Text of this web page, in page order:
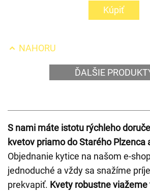
Kúpiť
NAHORU
ĎALŠIE
S nami máte istotu rýchleho
kvetov priamo do Starého Plzenca
Objednanie kytice na našom e-
jednoduché a vždy sa snažíme
prekvapiť. Kvety robustne